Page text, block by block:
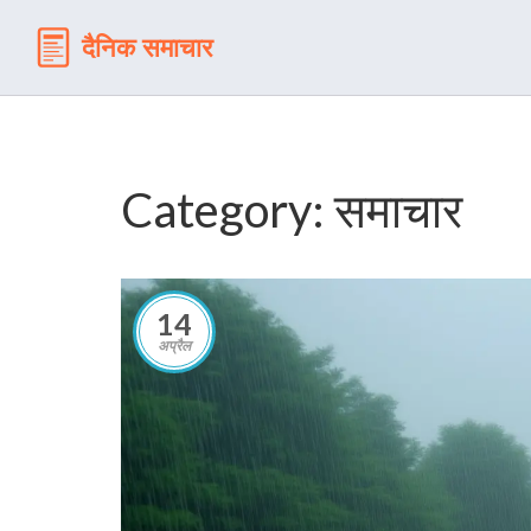
Category: समाचार
14
अप्रैल